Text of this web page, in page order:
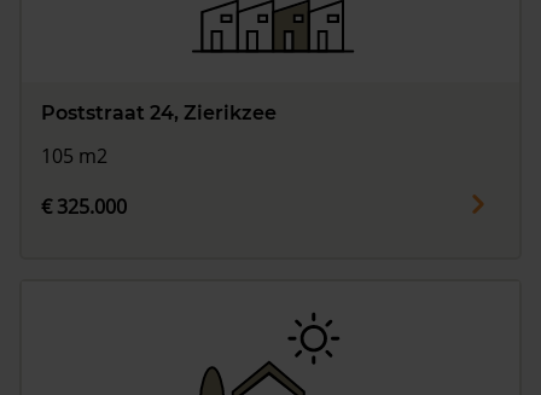
Poststraat 24, Zierikzee
105 m2
€ 325.000